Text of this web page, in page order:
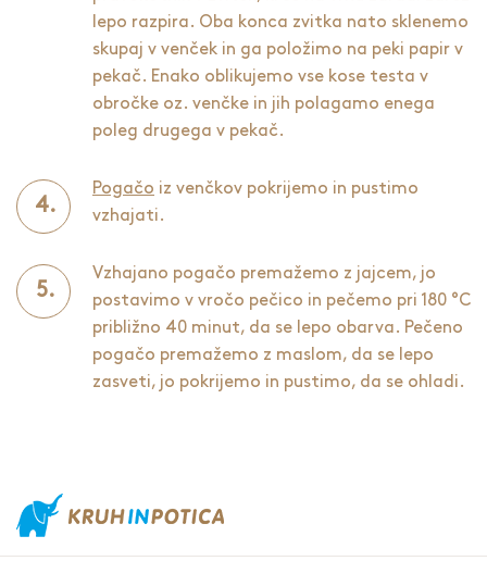
lepo razpira. Oba konca zvitka nato sklenemo
skupaj v venček in ga položimo na peki papir v
pekač. Enako oblikujemo vse kose testa v
obročke oz. venčke in jih polagamo enega
poleg drugega v pekač.
Pogačo iz venčkov pokrijemo in pustimo
vzhajati.
Vzhajano pogačo premažemo z jajcem, jo
postavimo v vročo pečico in pečemo pri 180 °C
približno 40 minut, da se lepo obarva. Pečeno
pogačo premažemo z maslom, da se lepo
zasveti, jo pokrijemo in pustimo, da se ohladi.